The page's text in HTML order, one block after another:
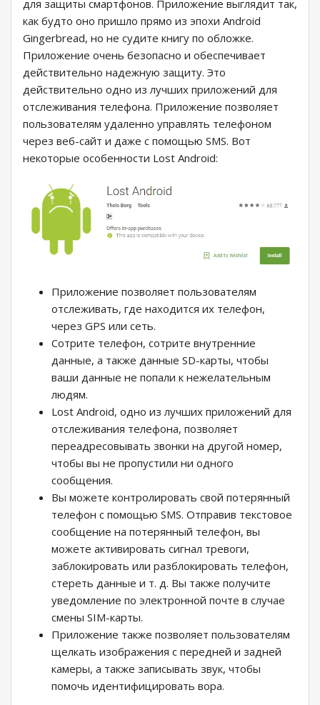
для защиты смартфонов. Приложение выглядит так,
как будто оно пришло прямо из эпохи Android
Gingerbread, но не судите книгу по обложке.
Приложение очень безопасно и обеспечивает
действительно надежную защиту. Это
действительно одно из лучших приложений для
отслеживания телефона. Приложение позволяет
пользователям удаленно управлять телефоном
через веб-сайт и даже с помощью SMS. Вот
некоторые особенности Lost Android:
Приложение позволяет пользователям
отслеживать, где находится их телефон,
через GPS или сеть.
Сотрите телефон, сотрите внутренние
данные, а также данные SD-карты, чтобы
ваши данные не попали к нежелательным
людям.
Lost Android, одно из лучших приложений для
отслеживания телефона, позволяет
переадресовывать звонки на другой номер,
чтобы вы не пропустили ни одного
сообщения.
Вы можете контролировать свой потерянный
телефон с помощью SMS. Отправив текстовое
сообщение на потерянный телефон, вы
можете активировать сигнал тревоги,
заблокировать или разблокировать телефон,
стереть данные и т. д. Вы также получите
уведомление по электронной почте в случае
смены SIM-карты.
Приложение также позволяет пользователям
щелкать изображения с передней и задней
камеры, а также записывать звук, чтобы
помочь идентифицировать вора.